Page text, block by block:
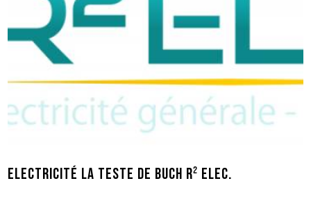
Electricité La Teste de Buch R² ELEC.